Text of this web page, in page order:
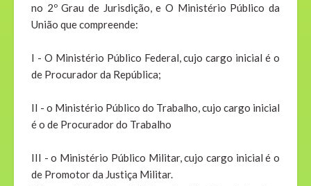
no 2º Grau de Jurisdição, e O Ministério Público da
União que compreende:
I - O Ministério Público Federal, cujo cargo inicial é o
de Procurador da República;
II - o Ministério Público do Trabalho, cujo cargo inicial
é o de Procurador do Trabalho
III - o Ministério Público Militar, cujo cargo inicial é o
de Promotor da Justiça Militar.